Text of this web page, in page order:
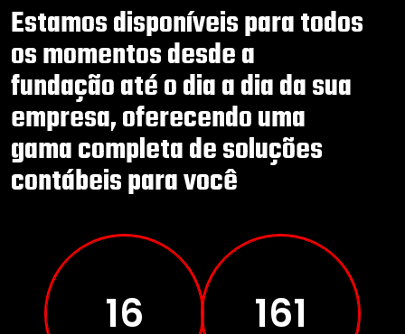
Estamos disponíveis para todos
os momentos desde a
fundação até o dia a dia da sua
empresa, oferecendo uma
gama completa de soluções
contábeis para você
27 272